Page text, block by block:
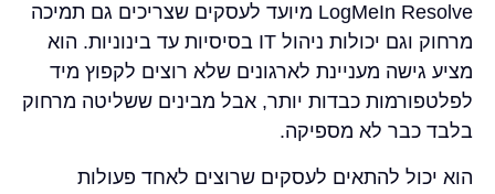
LogMeIn Resolve מיועד לעסקים שצריכים גם תמיכה
מרחוק וגם יכולות ניהול IT בסיסיות עד בינוניות. הוא
מציע גישה מעניינת לארגונים שלא רוצים לקפוץ מיד
לפלטפורמות כבדות יותר, אבל מבינים ששליטה מרחוק
בלבד כבר לא מספיקה.
הוא יכול להתאים לעסקים שרוצים לאחד פעולות